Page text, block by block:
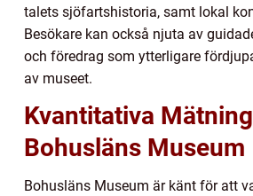
talets sjöfartshistoria, samt lokal
Besökare kan också njuta av
och föredrag som ytterligare
av museet.
Kvantitativa
Bohusläns Museum
Bohusläns Museum är känt för att